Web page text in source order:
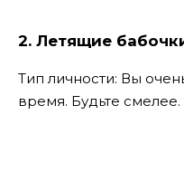
2. Летящие
Тип личности: Вы
время. Будьте смелее.